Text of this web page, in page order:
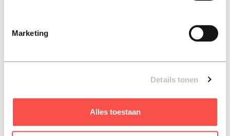
Marketing
Details tonen
Alles toestaan
€ 21,99
simone van der vlugt
€ 17,50